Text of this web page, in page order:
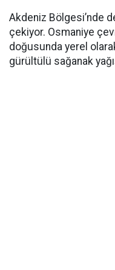
Akdeniz Bölgesi’nde
çekiyor. Osmaniye
doğusunda yerel
gürültülü sağanak